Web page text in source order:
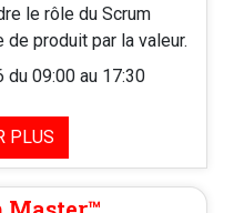
le rôle du Scrum
produit par la valeur.
09:00 au 17:30
PLUS